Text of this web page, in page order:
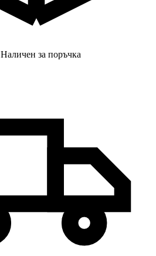
Наличен за поръчка